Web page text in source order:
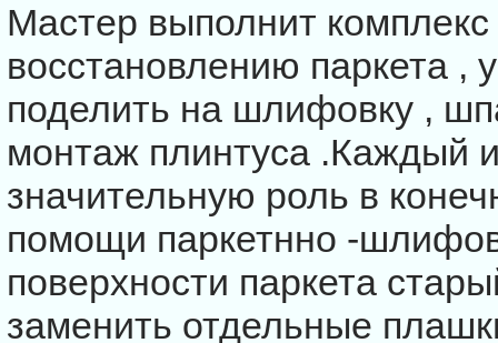
Мастер выполнит комплекс
восстановлению паркета ,
поделить на шлифовку ,
монтаж плинтуса .Каждый
значительную роль в
помощи паркетнно -
поверхности паркета
заменить отдельные